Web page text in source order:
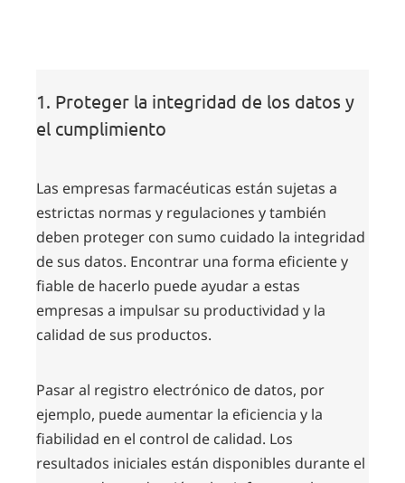
1. Proteger la integridad de los datos y
el cumplimiento
Las empresas farmacéuticas están sujetas a
estrictas normas y regulaciones y también
deben proteger con sumo cuidado la integridad
de sus datos. Encontrar una forma eficiente y
fiable de hacerlo puede ayudar a estas
empresas a impulsar su productividad y la
calidad de sus productos.
Pasar al registro electrónico de datos, por
ejemplo, puede aumentar la eficiencia y la
fiabilidad en el control de calidad. Los
resultados iniciales están disponibles durante el